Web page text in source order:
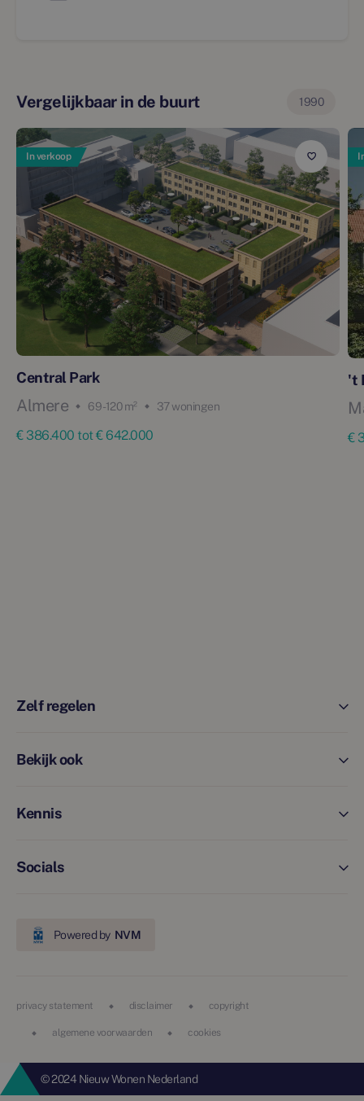
Vergelijkbaar in de buurt 1990
In verkoop
Central Park
Almere 69 - 120 m² 37 woningen
€ 386.400 tot € 642.000
't
€
Zelf regelen
Bekijk ook
Kennis
Socials
Powered by NVM
privacy statement disclaimer copyright
algemene voorwaarden cookies
© 2024 Nieuw Wonen Nederland